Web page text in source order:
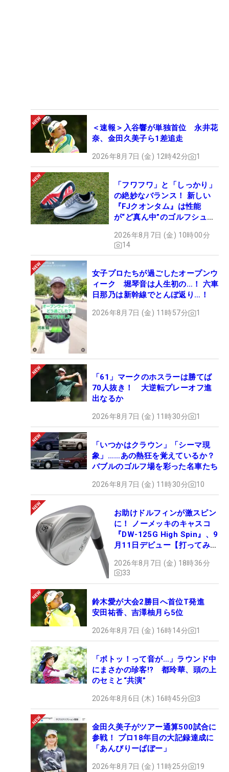
＜速報＞入谷響が単独首位 永井花
奈、金田久美子ら1差追走
2026年8月7日 (金) 12時42分 1
「フワフワ」と「しっかり」
の絶妙なバランス！ 新しい
『FJクオンタム』は性能
が“ど真ん中”のゴルフシュー
2026年8月7日 (金) 10時00分
14
女子プロたちが過ごしたオープンウ
ィーク 堀琴音は人生初の…！ 六車
日那乃は新幹線でとんぼ返り…！
2026年8月7日 (金) 11時57分 1
「61」マークのホスラーは勝てば
70人抜き！ 大逆転プレーオフ進
出なるか
2026年8月7日 (金) 11時30分 1
「いつかはクラウン」「シーマ現
象」……あの熱狂を覚えているか？
バブルのゴルフ場を彩った名車たち
2026年8月7日 (金) 11時30分 10
お助けドルフィンが激スピン
に！ ノーメッキのキャスコ
『DW-125G High Spin』、9
月11日デビュー【打ってみ
2026年8月7日 (金) 18時36分
33
鈴木愛が大会2勝目へ首位T発進
安田祐香、吉澤柚月ら5位
2026年8月7日 (金) 16時14分 1
「ボトッ！って音が…」ラウンド中
にまさかの珍客!? 都玲華、頭の上
のセミと“共演”
2026年8月6日 (木) 16時45分 3
金田久美子がツアー通算500試合に
参戦！ プロ18年目の大記録達成に
「あんびりーばぼー」
2026年8月7日 (金) 11時25分 19